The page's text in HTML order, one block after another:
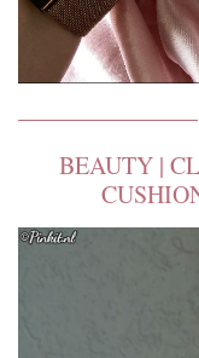
BEAUTY |